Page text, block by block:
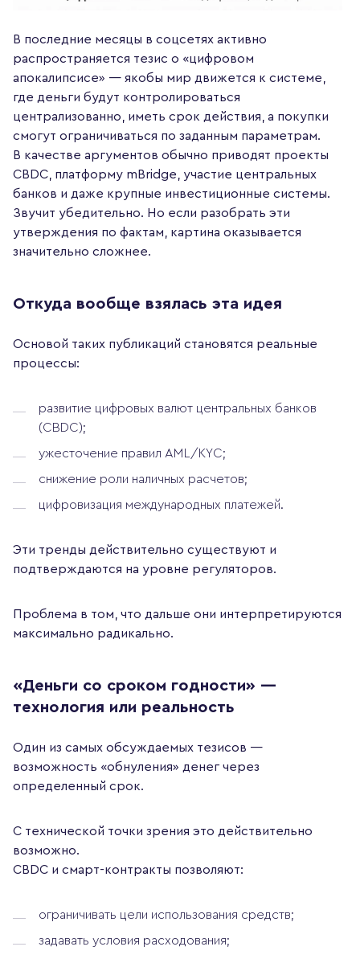
В последние месяцы в соцсетях активно
распространяется тезис о «цифровом
апокалипсисе» — якобы мир движется к системе,
где деньги будут контролироваться
централизованно, иметь срок действия, а покупки
смогут ограничиваться по заданным параметрам.
В качестве аргументов обычно приводят проекты
CBDC, платформу mBridge, участие центральных
банков и даже крупные инвестиционные системы.
Звучит убедительно. Но если разобрать эти
утверждения по фактам, картина оказывается
значительно сложнее.
Откуда вообще взялась эта идея
Основой таких публикаций становятся реальные
процессы:
развитие цифровых валют центральных банков
(CBDC);
ужесточение правил AML/KYC;
снижение роли наличных расчетов;
цифровизация международных платежей.
Эти тренды действительно существуют и
подтверждаются на уровне регуляторов.
Проблема в том, что дальше они интерпретируются
максимально радикально.
«Деньги со сроком годности» —
технология или реальность
Один из самых обсуждаемых тезисов —
возможность «обнуления» денег через
определенный срок.
С технической точки зрения это действительно
возможно.
CBDC и смарт-контракты позволяют:
ограничивать цели использования средств;
задавать условия расходования;